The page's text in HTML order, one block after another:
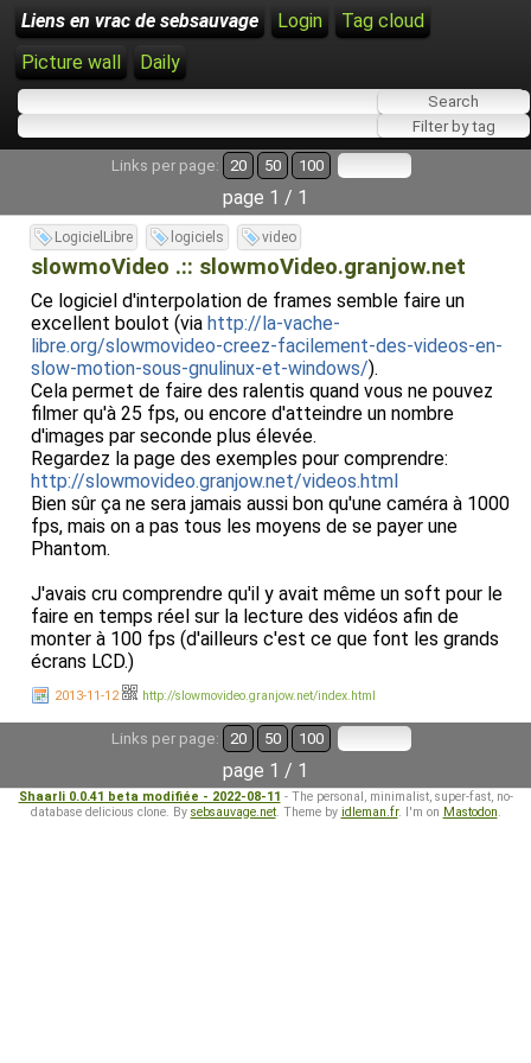
Liens en vrac de sebsauvage Login
Tag cloud
Picture wall
Daily
Links per page: 20 50 100
page 1 / 1
LogicielLibre logiciels video
slowmoVideo .:: slowmoVideo.granjow.net
Ce logiciel d'interpolation de frames semble faire un
excellent boulot (via http://la-vache-
libre.org/slowmovideo-creez-facilement-des-videos-en-
slow-motion-sous-gnulinux-et-windows/).
Cela permet de faire des ralentis quand vous ne pouvez
filmer qu'à 25 fps, ou encore d'atteindre un nombre
d'images par seconde plus élevée.
Regardez la page des exemples pour comprendre:
http://slowmovideo.granjow.net/videos.html
Bien sûr ça ne sera jamais aussi bon qu'une caméra à 1000
fps, mais on a pas tous les moyens de se payer une
Phantom.
J'avais cru comprendre qu'il y avait même un soft pour le
faire en temps réel sur la lecture des vidéos afin de
monter à 100 fps (d'ailleurs c'est ce que font les grands
écrans LCD.)
2013-11-12 http://slowmovideo.granjow.net/index.html
Links per page: 20 50 100
page 1 / 1
Shaarli 0.0.41 beta modifiée - 2022-08-11 - The personal, minimalist, super-fast, no-
database delicious clone. By sebsauvage.net. Theme by idleman.fr. I'm on Mastodon.